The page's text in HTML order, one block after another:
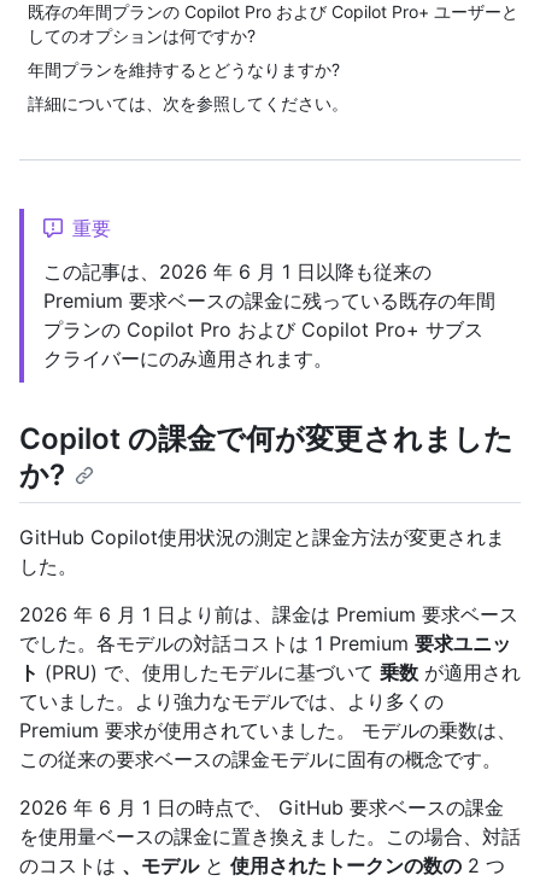
既存の年間プランの Copilot Pro および Copilot Pro+ ユーザーと
してのオプションは何ですか?
年間プランを維持するとどうなりますか?
詳細については、次を参照してください。
重要
この記事は、2026 年 6 月 1 日以降も従来の
Premium 要求ベースの課金に残っている既存の年間
プランの Copilot Pro および Copilot Pro+ サブス
クライバーにのみ適用されます。
Copilot の課金で何が変更されました
か?
GitHub Copilot使用状況の測定と課金方法が変更されま
した。
2026 年 6 月 1 日より前は、課金は Premium 要求ベース
でした。各モデルの対話コストは 1 Premium 要求ユニッ
ト (PRU) で、使用したモデルに基づいて 乗数 が適用され
ていました。より強力なモデルでは、より多くの
Premium 要求が使用されていました。 モデルの乗数は、
この従来の要求ベースの課金モデルに固有の概念です。
2026 年 6 月 1 日の時点で、 GitHub 要求ベースの課金
を使用量ベースの課金に置き換えました。この場合、対話
のコストは 、モデルと 使用されたトークンの数の 2 つ